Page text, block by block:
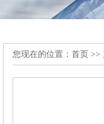
您现在的位置： 首页 >>